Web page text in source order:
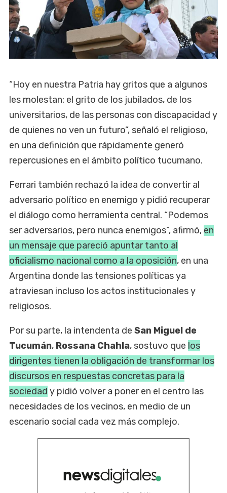
“Hoy en nuestra Patria hay gritos que a algunos
les molestan: el grito de los jubilados, de los
universitarios, de las personas con discapacidad y
de quienes no ven un futuro”, señaló el religioso,
en una definición que rápidamente generó
repercusiones en el ámbito político tucumano.
Ferrari también rechazó la idea de convertir al
adversario político en enemigo y pidió recuperar
el diálogo como herramienta central. “Podemos
ser adversarios, pero nunca enemigos”, afirmó, en
un mensaje que pareció apuntar tanto al
oficialismo nacional como a la oposición, en una
Argentina donde las tensiones políticas ya
atraviesan incluso los actos institucionales y
religiosos.
Por su parte, la intendenta de San Miguel de
Tucumán, Rossana Chahla, sostuvo que los
dirigentes tienen la obligación de transformar los
discursos en respuestas concretas para la
sociedad y pidió volver a poner en el centro las
necesidades de los vecinos, en medio de un
escenario social cada vez más complejo.